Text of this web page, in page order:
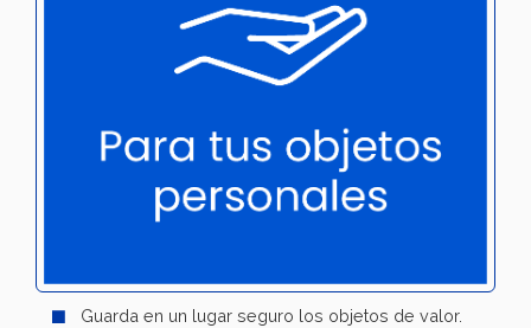
Guarda en un lugar seguro los objetos de valor.